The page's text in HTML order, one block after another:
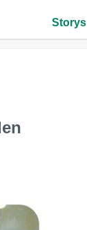
Storys